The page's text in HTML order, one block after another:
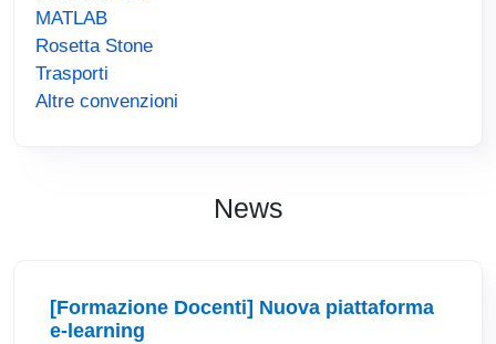
MATLAB
Rosetta Stone
Trasporti
Altre convenzioni
News
[Formazione Docenti] Nuova piattaforma
e-learning